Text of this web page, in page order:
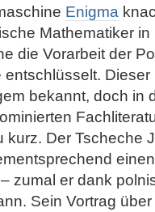
Enigma
Mathematiker
die Vorarbeit der
entschlüsselt.
bekannt, doch in
kurz. Der Tscheche
zumal er dank
Sein Vortrag